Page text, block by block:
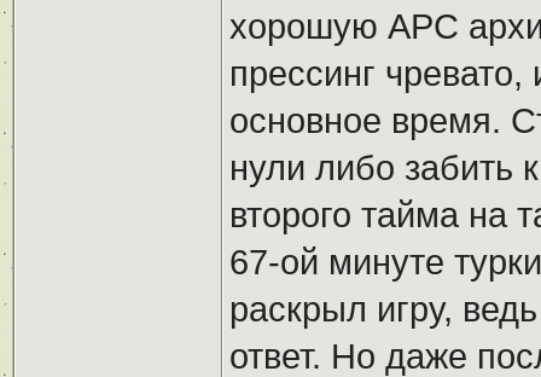
хорошую АРС
прессинг
основное время.
нули либо забить
второго тайма на
67-ой минуте
раскрыл игру,
ответ. Но даже